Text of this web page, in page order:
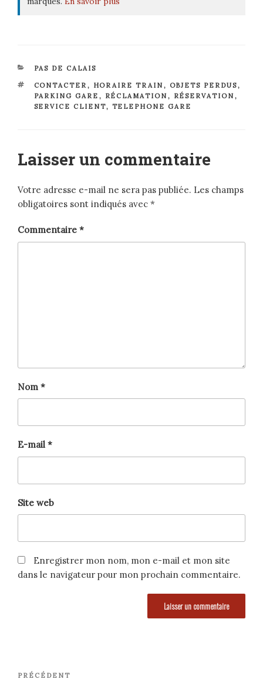
CATÉGORIES
PAS DE CALAIS
ÉTIQUETTES
CONTACTER, HORAIRE TRAIN , OBJETS PERDUS,
PARKING GARE , RÉCLAMATION , RÉSERVATION ,
SERVICE CLIENT, TELEPHONE GARE
Laisser un commentaire
Votre adresse e-mail ne sera pas publiée. Les champs
obligatoires sont indiqués avec *
Commentaire *
Nom *
E-mail *
Site web
Enregistrer mon nom, mon e-mail et mon site
dans le navigateur pour mon prochain commentaire.
Navigation
Article
PRÉCÉDENT